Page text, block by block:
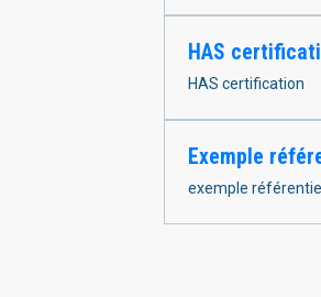
HAS
HAS certification
Exemple
exemple